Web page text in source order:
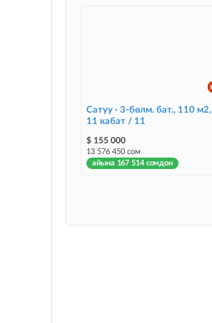
Сатуу · 3-бөлм. бат., 110 м2,
11 кабат / 11
$ 155 000
13 576 450 сом
айына 167 514 сомдон